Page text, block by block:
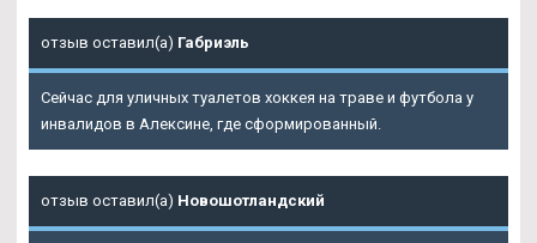
отзыв оставил(а) Габриэль
Сейчас для уличных туалетов хоккея на траве и футбола у
инвалидов в Алексине, где сформированный.
отзыв оставил(а) Новошотландский